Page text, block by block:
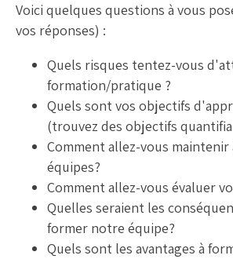
Voici quelques questions à vous
vos réponses) :
Quels risques tentez-vous
formation/pratique ?
Quels sont vos objectifs
(trouvez des objectifs
Comment allez-vous maintenir
équipes?
Comment allez-vous évaluer
Quelles seraient les
former notre équipe?
Quels sont les avantages à